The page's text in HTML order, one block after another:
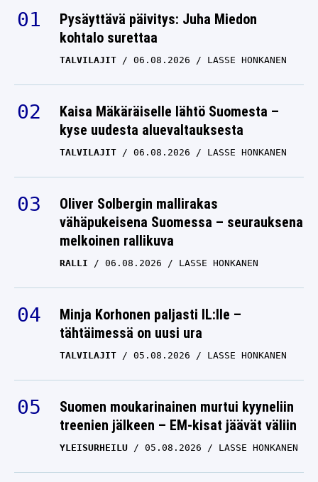
Pysäyttävä päivitys: Juha Miedon
kohtalo surettaa
TALVILAJIT 06.08.2026 LASSE HONKANEN
Kaisa Mäkäräiselle lähtö Suomesta –
kyse uudesta aluevaltauksesta
TALVILAJIT 06.08.2026 LASSE HONKANEN
Oliver Solbergin mallirakas
vähäpukeisena Suomessa – seurauksena
melkoinen rallikuva
RALLI 06.08.2026 LASSE HONKANEN
Minja Korhonen paljasti IL:lle –
tähtäimessä on uusi ura
TALVILAJIT 05.08.2026 LASSE HONKANEN
Suomen moukarinainen murtui kyyneliin
treenien jälkeen – EM-kisat jäävät väliin
YLEISURHEILU 05.08.2026 LASSE HONKANEN